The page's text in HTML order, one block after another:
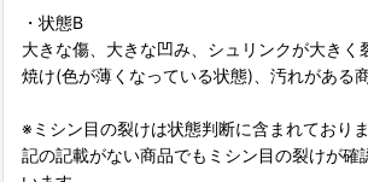
・状態B
大きな傷、大きな凹み、シュリンクが大きく
焼け(色が薄くなっている状態)、汚れがある商
※ミシン目の裂けは状態判断に含まれており
記の記載がない商品でもミシン目の裂けが確